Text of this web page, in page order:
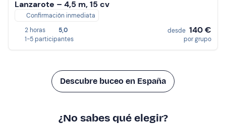
Lanzarote – 4,5 m, 15 cv
Confirmación inmediata
2 horas
5,0
1-5 participantes
desde 140 €
por grupo
Descubre buceo en España
¿No sabes qué elegir?